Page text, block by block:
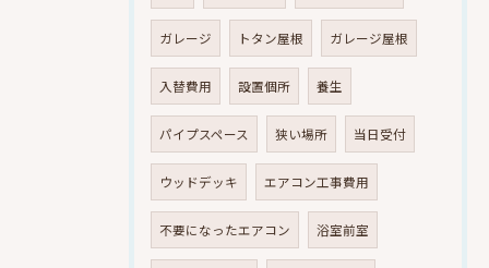
ガレージ トタン屋根 ガレージ屋根
入替費用 設置個所 養生
パイプスペース 狭い場所 当日受付
ウッドデッキ エアコン工事費用
不要になったエアコン 浴室前室